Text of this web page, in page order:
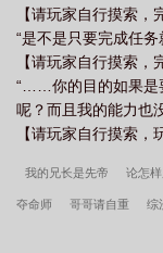
【请玩家自行摸索，
“是不是只要完成任
【请玩家自行摸索，
“……你的目的如果是
呢？而且我的能力也
【请玩家自行摸索，
我的兄长是先帝 论怎
夺命师 哥哥请自重 综